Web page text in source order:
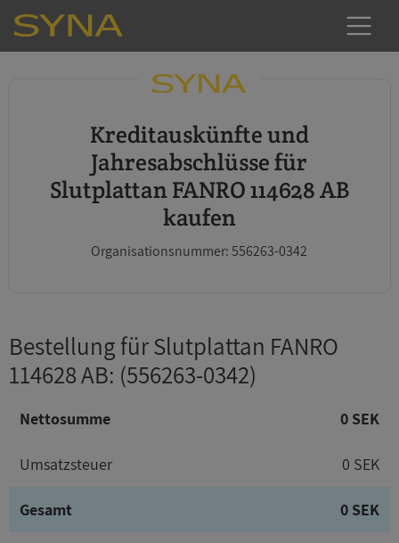
Kreditauskünfte und
Jahresabschlüsse für
Slutplattan FANRO 114628 AB
kaufen
Organisationsnummer: 556263-0342
Bestellung für Slutplattan FANRO
114628 AB: (556263-0342)
Nettosumme 0 SEK
Umsatzsteuer 0 SEK
Gesamt 0 SEK